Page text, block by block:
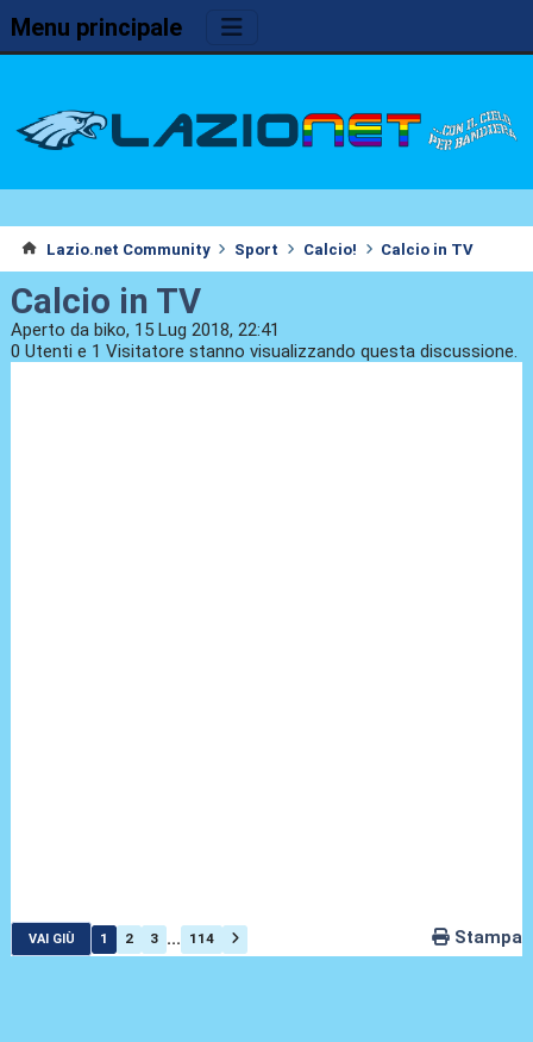
Menu principale
Lazio.net Community Sport Calcio! Calcio in TV
Calcio in TV
Aperto da biko, 15 Lug 2018, 22:41
0 Utenti e 1 Visitatore stanno visualizzando questa discussione.
VAI GIÙ 1 2 3 ... 114 Stampa